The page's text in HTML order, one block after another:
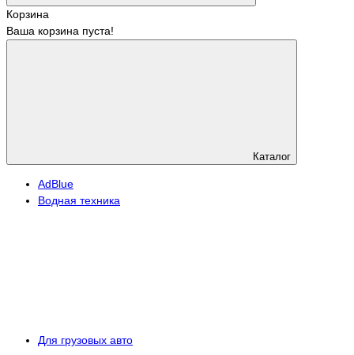
Корзина
Ваша корзина пуста!
Каталог
АdBlue
Водная техника
Для грузовых авто